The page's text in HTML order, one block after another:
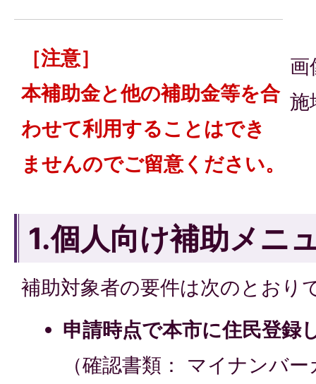
画
施
［注意］
本補助金と他の補助金等を合
わせて利用することはでき
ませんのでご留意ください。
1.個人向け補助メニ
補助対象者の要件は次のとおり
申請時点で本市に住民登録
（確認書類： マイナンバ